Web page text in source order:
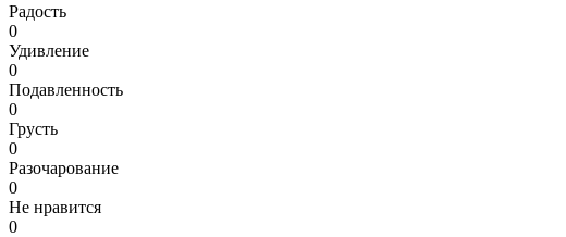
Радость
0
Удивление
0
Подавленность
0
Грусть
0
Разочарование
0
Не нравится
0